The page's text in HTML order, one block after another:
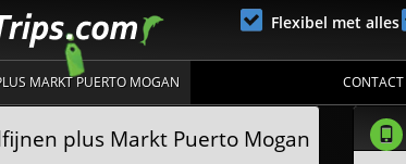
Flexibel met alles
MARKT PUERTO MOGAN CONTACT
plus Markt Puerto Mogan